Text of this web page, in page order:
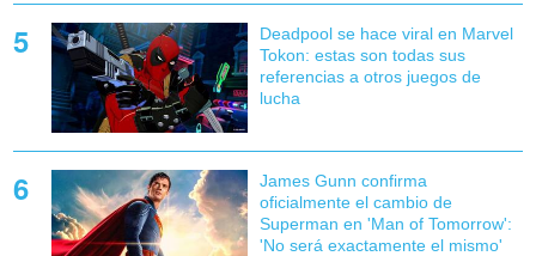
Deadpool se hace viral en Marvel
Tokon: estas son todas sus
referencias a otros juegos de
lucha
James Gunn confirma
oficialmente el cambio de
Superman en 'Man of Tomorrow':
'No será exactamente el mismo'